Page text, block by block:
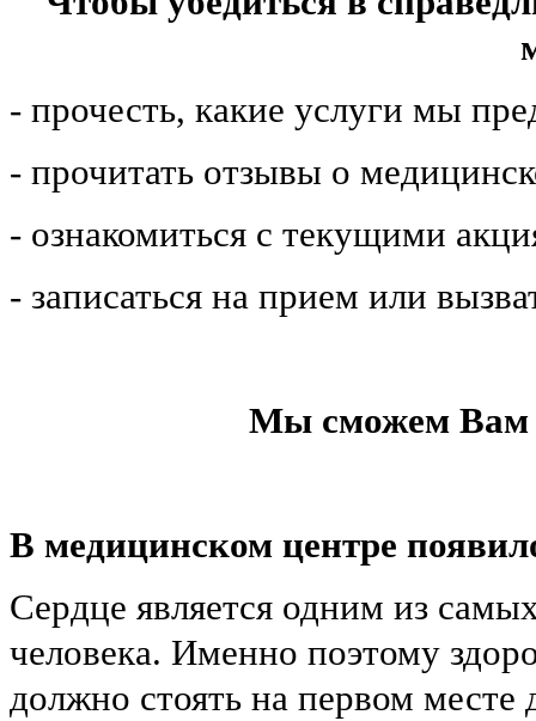
- прочесть, какие услуги мы
- прочитать отзывы о
- ознакомиться с текущими
- записаться на прием или
Мы сможем Вам
В медицинском центре
Сердце является одним из
человека. Именно поэтому
должно стоять на первом месте